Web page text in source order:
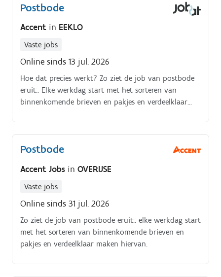
Postbode
Accent in EEKLO
Vaste jobs
Online sinds 13 jul. 2026
Hoe dat precies werkt? Zo ziet de job van postbode
eruit:. Elke werkdag start met het sorteren van
binnenkomende brieven en pakjes en verdeelklaar
Postbode
Accent Jobs in OVERIJSE
Vaste jobs
Online sinds 31 jul. 2026
Zo ziet de job van postbode eruit:. elke werkdag start
met het sorteren van binnenkomende brieven en
pakjes en verdeelklaar maken hiervan.